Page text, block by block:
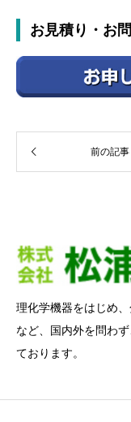
お見積り・お
前の記事
理化学機器をはじめ
など、国内外を問わ
ております。